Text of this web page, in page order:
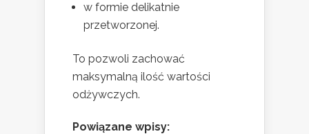
w formie delikatnie
przetworzonej.
To pozwoli zachować
maksymalną ilość wartości
odżywczych.
Powiązane wpisy: